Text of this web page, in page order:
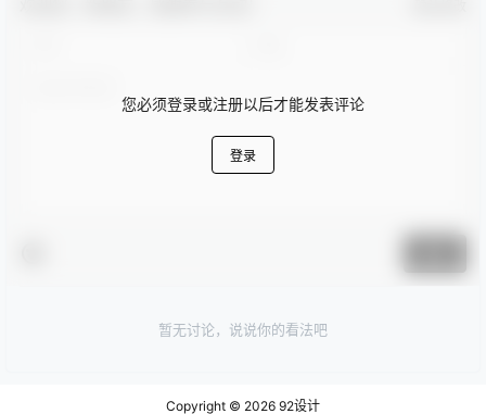
您必须登录或注册以后才能发表评论
登录
暂无讨论，说说你的看法吧
Copyright © 2026 92设计